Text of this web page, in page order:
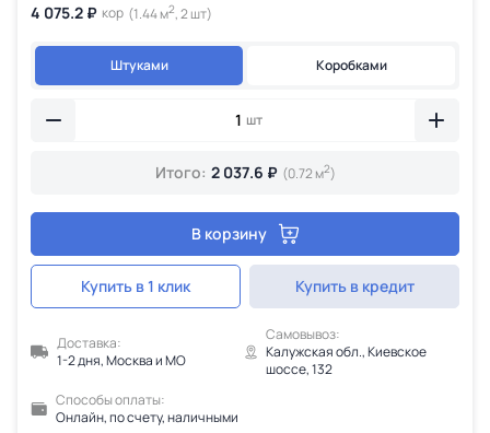
4 075.2 ₽ кор (1.44 м2, 2 шт)
Штуками Коробками
шт
Итого: 2 037.6 ₽ (0.72 м2)
В корзину
Купить в 1 клик Купить в кредит
Доставка:
1-2 дня, Москва и МО
Самовывоз:
Калужская обл., Киевское
шоссе, 132
Способы оплаты:
Онлайн, по счету, наличными